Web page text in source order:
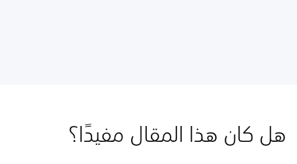
هل كان هذا المقال مفيدًا؟